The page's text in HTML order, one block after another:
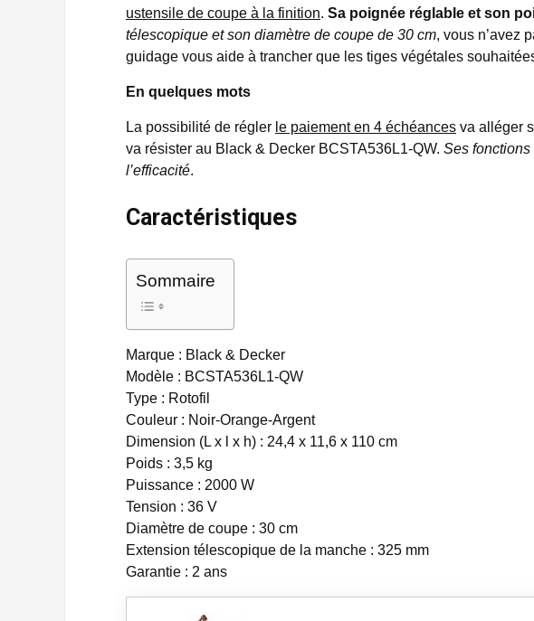
ustensile de coupe à la finition. Sa poignée réglable et son
télescopique et son diamètre de coupe de 30 cm, vous n’avez
guidage vous aide à trancher que les tiges végétales
En quelques mots
La possibilité de régler le paiement en 4 échéances va alléger
va résister au Black & Decker BCSTA536L1-QW. Ses
l’efficacité.
Caractéristiques
Sommaire
Marque : Black & Decker
Modèle : BCSTA536L1-QW
Type : Rotofil
Couleur : Noir-Orange-Argent
Dimension (L x l x h) : 24,4 x 11,6 x 110 cm
Poids : 3,5 kg
Puissance : 2000 W
Tension : 36 V
Diamètre de coupe : 30 cm
Extension télescopique de la manche : 325 mm
Garantie : 2 ans